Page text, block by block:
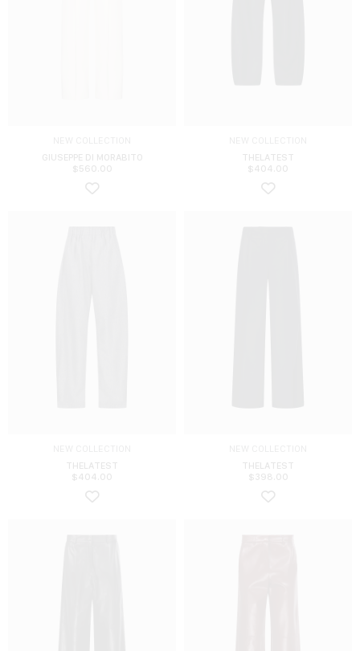
GIUSEPPE DI MORABITO
$ 560.00
THELATEST
$ 404.00
THELATEST
$ 404.00
THELATEST
$ 398.00